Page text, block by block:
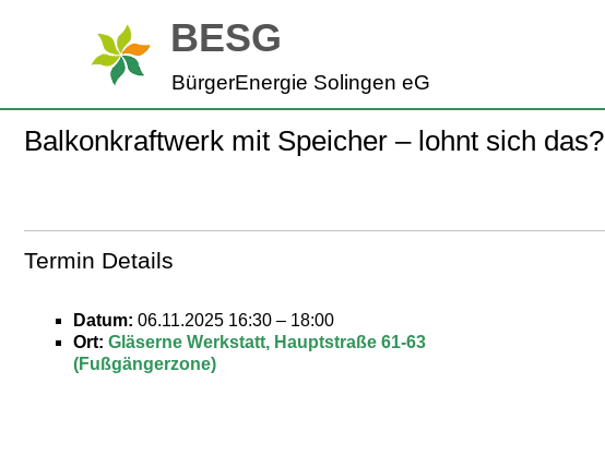
BESG
BürgerEnergie Solingen eG
Balkonkraftwerk mit Speicher – lohnt sich das?
Termin Details
Datum: 06.11.2025 16:30 – 18:00
Ort: Gläserne Werkstatt, Hauptstraße 61-63
(Fußgängerzone)